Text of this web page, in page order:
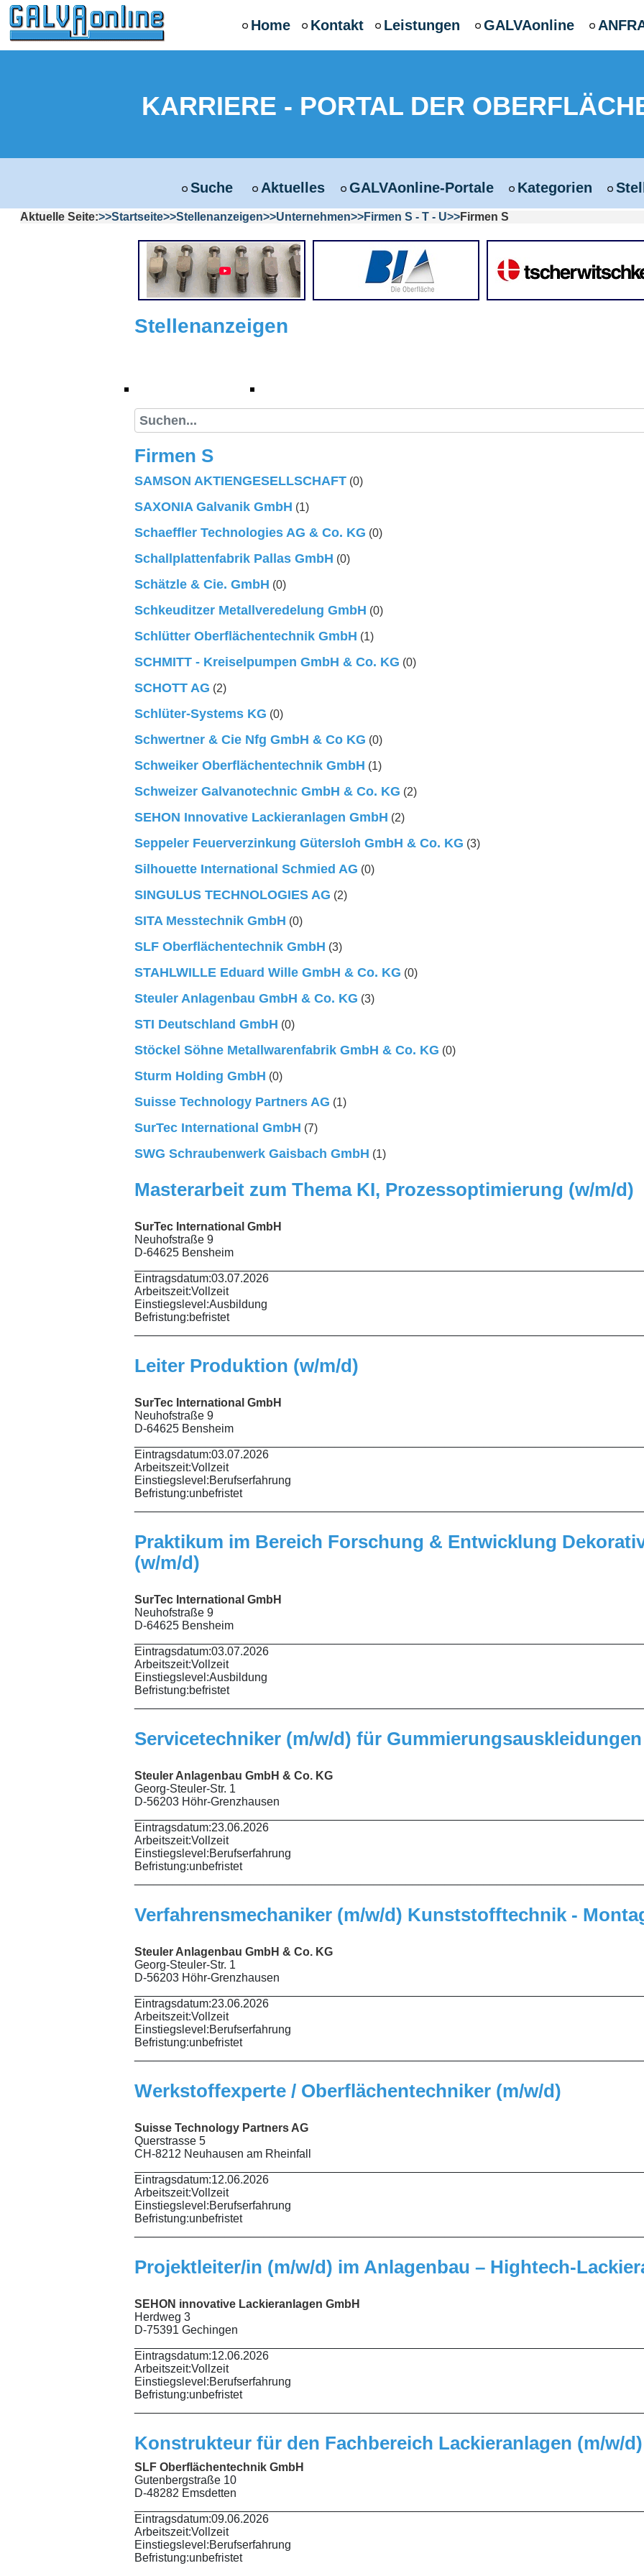
Home Kontakt Leistungen GALVAonline
KARRIERE - PORTAL DER
Suche Aktuelles GALVAonline-Portale Kategorien
Aktuelle Seite: Startseite Stellenanzeigen Unternehmen Firmen S - T - U Firmen S
Stellenanzeigen
Stellenanzeigen
Firmen S
SAMSON AKTIENGESELLSCHAFT (0)
SAXONIA Galvanik GmbH (1)
Schaeffler Technologies AG & Co. KG (0)
Schallplattenfabrik Pallas GmbH (0)
Schätzle & Cie. GmbH (0)
Schkeuditzer Metallveredelung GmbH (0)
Schlütter Oberflächentechnik GmbH (1)
SCHMITT - Kreiselpumpen GmbH & Co. KG (0)
SCHOTT AG (2)
Schlüter-Systems KG (0)
Schwertner & Cie Nfg GmbH & Co KG (0)
Schweiker Oberflächentechnik GmbH (1)
Schweizer Galvanotechnic GmbH & Co. KG (2)
SEHON Innovative Lackieranlagen GmbH (2)
Seppeler Feuerverzinkung Gütersloh GmbH & Co. KG (3)
Silhouette International Schmied AG (0)
SINGULUS TECHNOLOGIES AG (2)
SITA Messtechnik GmbH (0)
SLF Oberflächentechnik GmbH (3)
STAHLWILLE Eduard Wille GmbH & Co. KG (0)
Steuler Anlagenbau GmbH & Co. KG (3)
STI Deutschland GmbH (0)
Stöckel Söhne Metallwarenfabrik GmbH & Co. KG (0)
Sturm Holding GmbH (0)
Suisse Technology Partners AG (1)
SurTec International GmbH (7)
SWG Schraubenwerk Gaisbach GmbH (1)
Masterarbeit zum Thema KI, Prozessoptimierung (w/m/d)
SurTec International GmbH
Neuhofstraße 9
D-64625 Bensheim
Eintragsdatum:03.07.2026
Arbeitszeit:Vollzeit
Einstiegslevel:Ausbildung
Befristung:befristet
Leiter Produktion (w/m/d)
SurTec International GmbH
Neuhofstraße 9
D-64625 Bensheim
Eintragsdatum:03.07.2026
Arbeitszeit:Vollzeit
Einstiegslevel:Berufserfahrung
Befristung:unbefristet
Praktikum im Bereich Forschung & Entwicklung
(w/m/d)
SurTec International GmbH
Neuhofstraße 9
D-64625 Bensheim
Eintragsdatum:03.07.2026
Arbeitszeit:Vollzeit
Einstiegslevel:Ausbildung
Befristung:befristet
Servicetechniker (m/w/d) für Gummierungsauskleidungen
Steuler Anlagenbau GmbH & Co. KG
Georg-Steuler-Str. 1
D-56203 Höhr-Grenzhausen
Eintragsdatum:23.06.2026
Arbeitszeit:Vollzeit
Einstiegslevel:Berufserfahrung
Befristung:unbefristet
Verfahrensmechaniker (m/w/d) Kunststofftechnik -
Steuler Anlagenbau GmbH & Co. KG
Georg-Steuler-Str. 1
D-56203 Höhr-Grenzhausen
Eintragsdatum:23.06.2026
Arbeitszeit:Vollzeit
Einstiegslevel:Berufserfahrung
Befristung:unbefristet
Werkstoffexperte / Oberflächentechniker (m/w/d)
Suisse Technology Partners AG
Querstrasse 5
CH-8212 Neuhausen am Rheinfall
Eintragsdatum:12.06.2026
Arbeitszeit:Vollzeit
Einstiegslevel:Berufserfahrung
Befristung:unbefristet
Projektleiter/in (m/w/d) im Anlagenbau – Hightech-
SEHON innovative Lackieranlagen GmbH
Herdweg 3
D-75391 Gechingen
Eintragsdatum:12.06.2026
Arbeitszeit:Vollzeit
Einstiegslevel:Berufserfahrung
Befristung:unbefristet
Konstrukteur für den Fachbereich Lackieranlagen (m/w/d)
SLF Oberflächentechnik GmbH
Gutenbergstraße 10
D-48282 Emsdetten
Eintragsdatum:09.06.2026
Arbeitszeit:Vollzeit
Einstiegslevel:Berufserfahrung
Befristung:unbefristet